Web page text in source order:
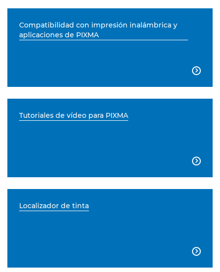
Compatibilidad con impresión inalámbrica y
aplicaciones de PIXMA

Tutoriales de vídeo para PIXMA

Localizador de tinta
